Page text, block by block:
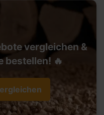
vergleichen &
bestellen! 🔥